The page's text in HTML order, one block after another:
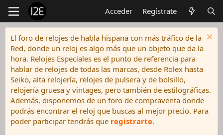
Acceder Regístrate
El foro de relojes de habla hispana con más tráfico de la
Red, donde un reloj es algo más que un objeto que da la
hora. Relojes Especiales es el punto de referencia para
hablar de relojes de todas las marcas, desde Rolex hasta
Seiko, alta relojería, relojes de pulsera y de bolsillo,
relojería gruesa y vintages, pero también de estilográficas.
Además, disponemos de un foro de compraventa donde
podrás encontrar el reloj que buscas al mejor precio. Para
poder participar tendrás que registrarte.